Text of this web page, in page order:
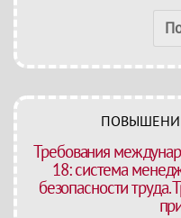
Требования
18: система
безопасности труда.